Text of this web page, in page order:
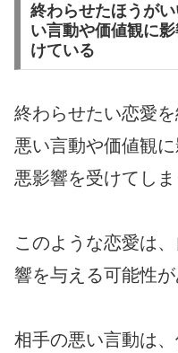
終わらせたほうが
い言動や価値観に
けている
終わらせたい恋愛
悪い言動や価値観
悪影響を受けてしま
このような恋愛は
響を与える可能性が
相手の悪い言動は